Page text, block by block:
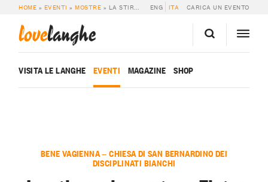
HOME » EVENTI »MOSTRE » LA STIRPE PIEMONTESE FIAT E GLI AGNELLI NELLA PRODUZIONE ARTISTICA E LETTERARIA DEL 900 ITALIANO ENG ITA CARICA UN EVENTO
lovelanghe
VISITA LE LANGHE EVENTI MAGAZINE SHOP
BENE VAGIENNA — CHIESA DI SAN BERNARDINO DEI
DISCIPLINATI BIANCHI